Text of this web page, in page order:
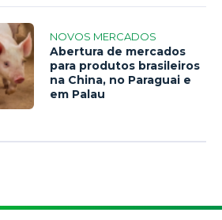
NOVOS MERCADOS
Abertura de mercados
para produtos brasileiros
na China, no Paraguai e
em Palau